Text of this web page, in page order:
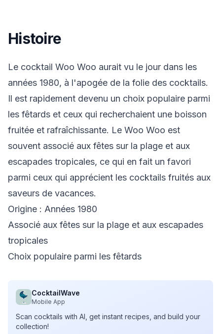
Histoire
Le cocktail Woo Woo aurait vu le jour dans les
années 1980, à l'apogée de la folie des cocktails.
Il est rapidement devenu un choix populaire parmi
les fêtards et ceux qui recherchaient une boisson
fruitée et rafraîchissante. Le Woo Woo est
souvent associé aux fêtes sur la plage et aux
escapades tropicales, ce qui en fait un favori
parmi ceux qui apprécient les cocktails fruités aux
saveurs de vacances.
Origine : Années 1980
Associé aux fêtes sur la plage et aux escapades
tropicales
Choix populaire parmi les fêtards
CocktailWave
Mobile App
Scan cocktails with AI, get instant recipes, and build your
collection!